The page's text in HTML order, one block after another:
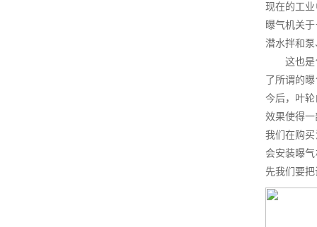
现在的工
曝气机关
潜水拌和
这也是使
了所谓的
今后，叶
效果使得
我们在购
会安装曝
先我们要